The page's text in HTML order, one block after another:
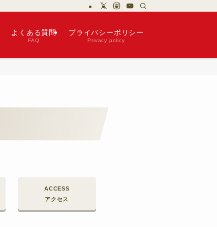
よくある質問
FAQ
プライバシーポリシー
Privacy policy
ACCESS
アクセス